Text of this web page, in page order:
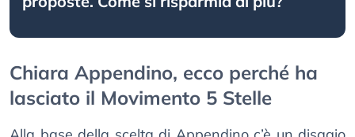
Chiara Appendino, ecco perché ha
lasciato il Movimento 5 Stelle